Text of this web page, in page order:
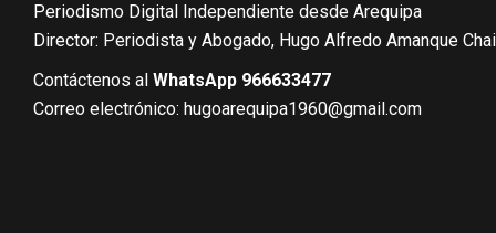
Periodismo Digital Independiente desde Arequipa
Director: Periodista y Abogado, Hugo Alfredo Amanque
Contáctenos al WhatsApp 966633477
Correo electrónico: hugoarequipa1960@gmail.com